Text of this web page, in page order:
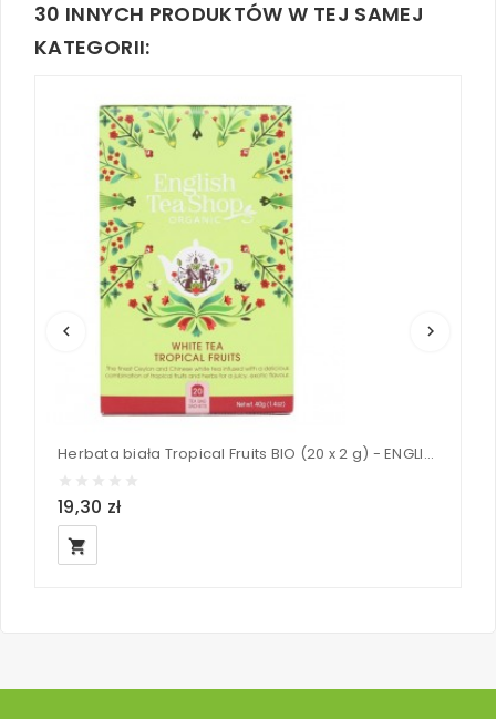
30 INNYCH PRODUKTÓW W TEJ SAMEJ
KATEGORII:
keyboard_arrow_left keyboard_arrow_right
Herbata biała Tropical Fruits BIO (20 x 2 g) - ENGLISH TEA SHOP ORGANIC 40 g
19,30 zł
local_grocery_store